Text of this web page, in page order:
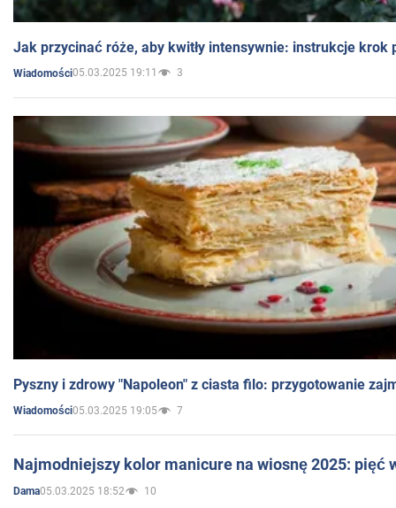
Jak przycinać róże, aby kwitły intensywnie: instrukcje krok
Wiadomości05.03.2025 19:11 3
Pyszny i zdrowy "Napoleon" z ciasta filo: przygotowanie
Wiadomości05.03.2025 19:05 7
Najmodniejszy kolor manicure na wiosnę 2025: pięć
Dama05.03.2025 18:52 10